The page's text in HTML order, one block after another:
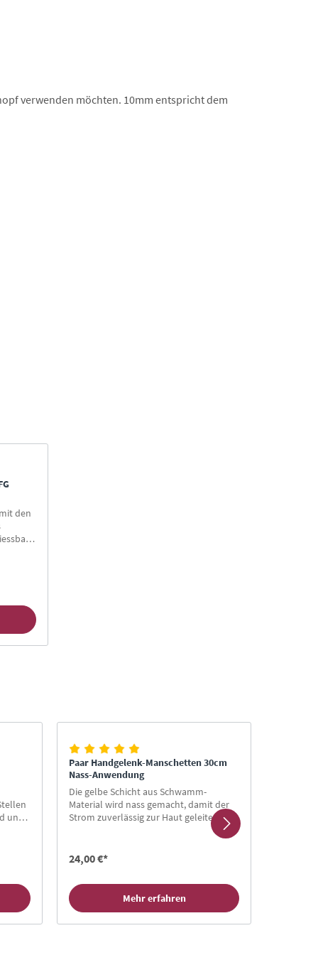
verwenden möchten. 10mm entspricht dem
den
und
Paar Handgelenk-Manschetten 30cm
Nass-Anwendung
Die gelbe Schicht aus Schwamm-
Material wird nass gemacht, damit der
Strom zuverlässig zur Haut geleitet wird.
24,00 €*
Mehr erfahren